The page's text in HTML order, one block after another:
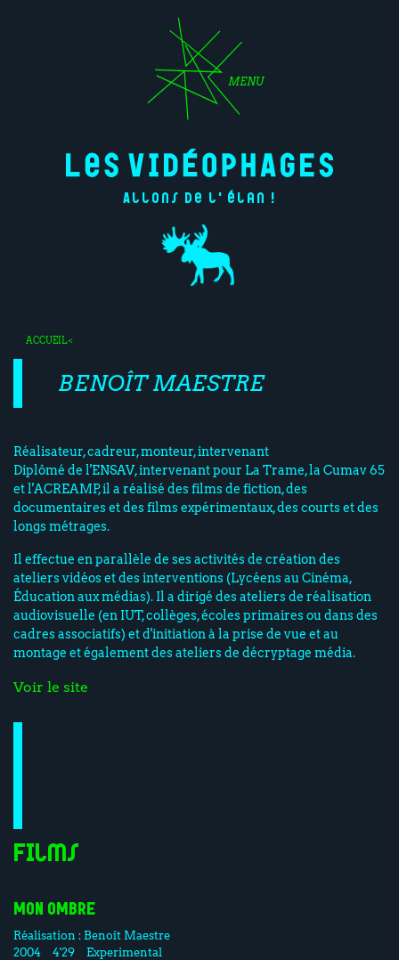
MENU
Allons de l'élan !
ACCUEIL<
BENOÎT MAESTRE
Réalisateur, cadreur, monteur, intervenant
Diplômé de l'ENSAV, intervenant pour La Trame, la Cumav 65
et l'ACREAMP, il a réalisé des films de fiction, des
documentaires et des films expérimentaux, des courts et des
longs métrages.
Il effectue en parallèle de ses activités de création des
ateliers vidéos et des interventions (Lycéens au Cinéma,
Éducation aux médias). Il a dirigé des ateliers de réalisation
audiovisuelle (en IUT, collèges, écoles primaires ou dans des
cadres associatifs) et d'initiation à la prise de vue et au
montage et également des ateliers de décryptage média.
Voir le site
Films
MON OMBRE
Réalisation : Benoît Maestre
2004
4'29
Experimental